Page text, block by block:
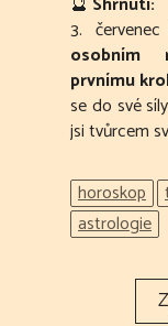
3.
osobním
prvnímu
se do své
jsi tvůrcem
horoskop
astrologie